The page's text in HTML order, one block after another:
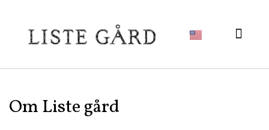
Om Liste gård